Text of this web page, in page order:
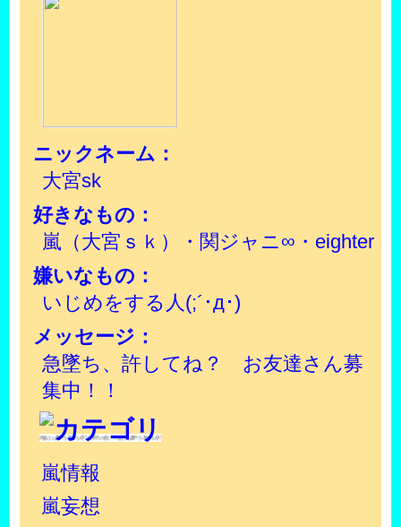
ニックネーム：
大宮sk
好きなもの：
嵐（大宮ｓｋ）・関ジャニ∞・eighter
嫌いなもの：
いじめをする人(;´･д･)
メッセージ：
急墜ち、許してね？ お友達さん募
集中！！
嵐情報
嵐妄想